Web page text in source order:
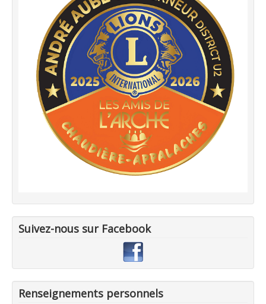
Suivez-nous sur Facebook
Renseignements personnels